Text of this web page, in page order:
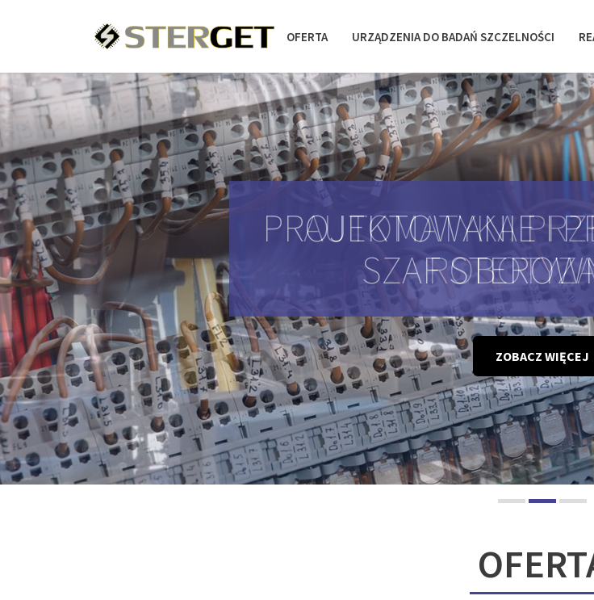
OFERTA URZĄDZENIA DO BADAŃ SZCZELNOŚCI
PROJEKTOWANIE I
SZAF
ZOBACZ WIĘCEJ